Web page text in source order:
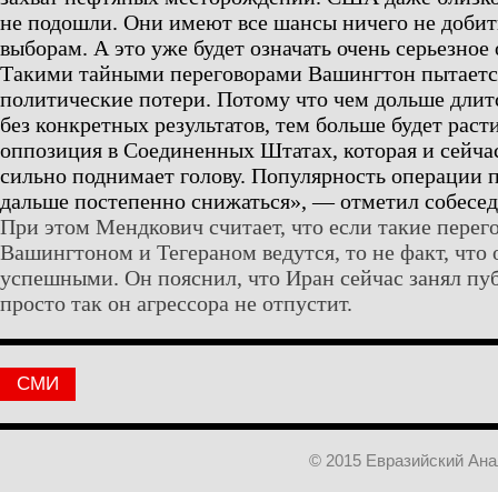
не подошли. Они имеют все шансы ничего не
выборам. А это уже будет означать очень
Такими тайными переговорами Вашингтон
политические потери. Потому что чем дольше
без конкретных результатов, тем больше будет
оппозиция в Соединенных Штатах, которая и
сильно поднимает голову. Популярность операции
дальше постепенно снижаться», — отметил
При этом Мендкович считает, что если такие
Вашингтоном и Тегераном ведутся, то не факт, что
успешными. Он пояснил, что Иран сейчас занял
просто так он агрессора не отпустит.
СМИ
© 2015 Евразийский